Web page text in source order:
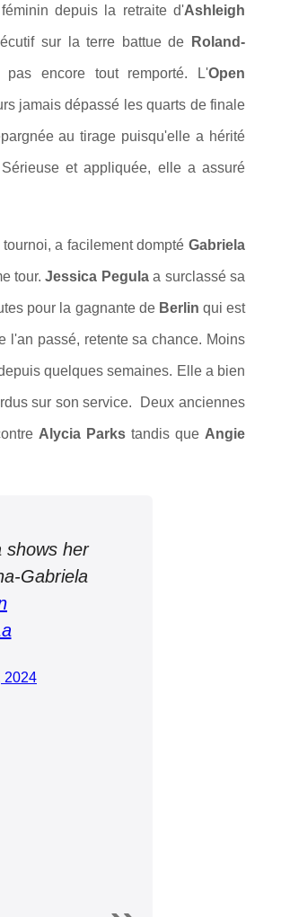
depuis la retraite d'Ashleigh
sur la terre battue de Roland-
encore tout remporté. L'Open
jamais dépassé les quarts de finale
au tirage puisqu'elle a hérité
et appliquée, elle a assuré
a facilement domptéGabriela
tour.Jessica Pegulaa surclassé sa
pour la gagnante de Berlin qui est
l'an passé, retente sa chance. Moins
quelques semaines. Elle a bien
sur son service. Deux anciennes
Alycia Parks tandis que Angie
shows her
Gabriela
2024